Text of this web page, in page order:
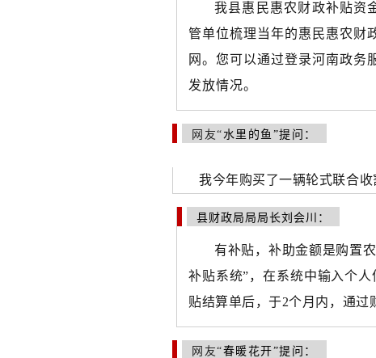
我县惠民惠农财政补贴资
管单位梳理当年的惠民惠农财
网。您可以通过登录河南政务
发放情况。
网友“水里的鱼”提问：
我今年购买了一辆轮式联合
县财政局局局长刘会川 ：
有补贴，补助金额是购置
补贴系统”，在系统中输入个
贴结算单后，于2个月内，通过
网友“春暖花开”提问：